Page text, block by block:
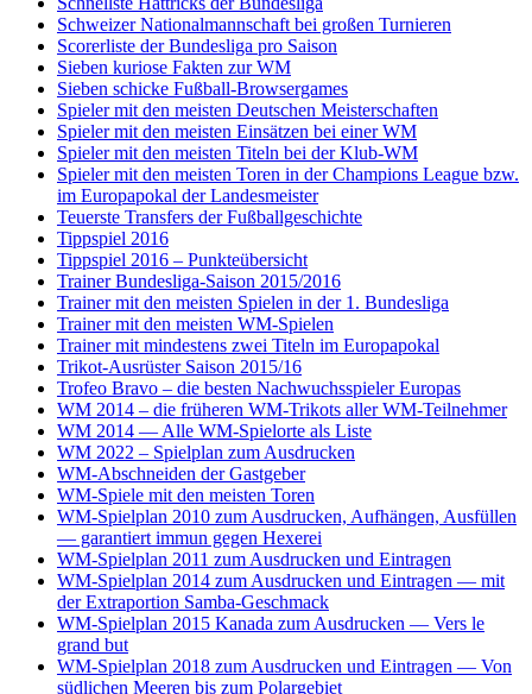
Schweizer Nationalmannschaft bei großen Turnieren
Scorerliste der Bundesliga pro Saison
Sieben kuriose Fakten zur WM
Sieben schicke Fußball-Browsergames
Spieler mit den meisten Deutschen Meisterschaften
Spieler mit den meisten Einsätzen bei einer WM
Spieler mit den meisten Titeln bei der Klub-WM
Spieler mit den meisten Toren in der Champions League bzw.
im Europapokal der Landesmeister
Teuerste Transfers der Fußballgeschichte
Tippspiel 2016
Tippspiel 2016 – Punkteübersicht
Trainer Bundesliga-Saison 2015/2016
Trainer mit den meisten Spielen in der 1. Bundesliga
Trainer mit den meisten WM-Spielen
Trainer mit mindestens zwei Titeln im Europapokal
Trikot-Ausrüster Saison 2015/16
Trofeo Bravo – die besten Nachwuchsspieler Europas
WM 2014 – die früheren WM-Trikots aller WM-Teilnehmer
WM 2014 — Alle WM-Spielorte als Liste
WM 2022 – Spielplan zum Ausdrucken
WM-Abschneiden der Gastgeber
WM-Spiele mit den meisten Toren
WM-Spielplan 2010 zum Ausdrucken, Aufhängen, Ausfüllen
— garantiert immun gegen Hexerei
WM-Spielplan 2011 zum Ausdrucken und Eintragen
WM-Spielplan 2014 zum Ausdrucken und Eintragen — mit
der Extraportion Samba-Geschmack
WM-Spielplan 2015 Kanada zum Ausdrucken — Vers le
grand but
WM-Spielplan 2018 zum Ausdrucken und Eintragen — Von
südlichen Meeren bis zum Polargebiet